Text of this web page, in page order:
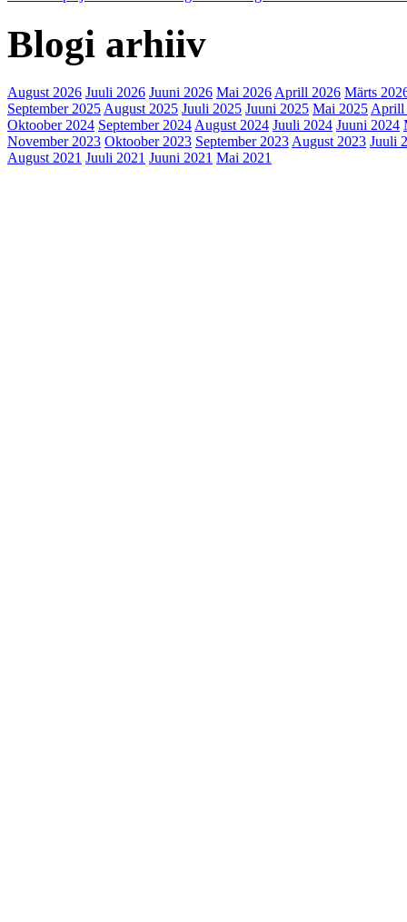
Blogi arhiiv
August 2026 Juuli 2026 Juuni 2026 Mai 2026 Aprill 2026 Märts
September 2025 August 2025 Juuli 2025 Juuni 2025 Mai 2025 Aprill
Oktoober 2024 September 2024 August 2024 Juuli 2024 Juuni 2024
November 2023 Oktoober 2023 September 2023 August 2023 Juuli
August 2021 Juuli 2021 Juuni 2021 Mai 2021